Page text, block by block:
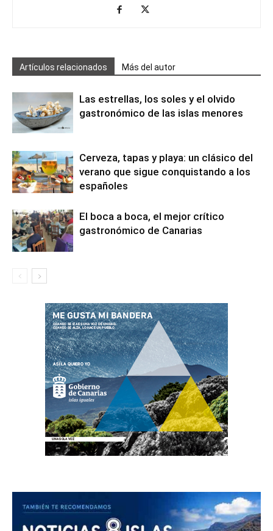
Artículos relacionados Más del autor
Las estrellas, los soles y el olvido
gastronómico de las islas menores
Cerveza, tapas y playa: un clásico del
verano que sigue conquistando a los
españoles
El boca a boca, el mejor crítico
gastronómico de Canarias